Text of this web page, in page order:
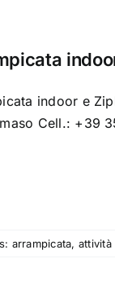
indoor e
Cell.: +39
arrampicata, attività